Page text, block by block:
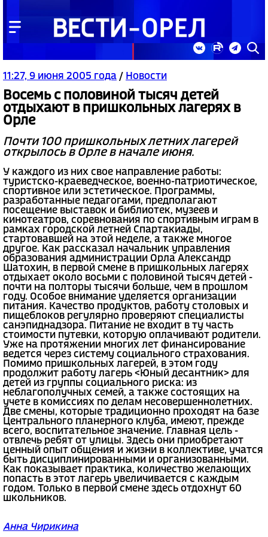
11:27, 9 июня 2005 года / Новости
Восемь с половиной тысяч детей
отдыхают в пришкольных лагерях в
Орле
Почти 100 пришкольных летних лагерей
открылось в Орле в начале июня.
У каждого из них свое направление работы:
туристско-краеведческое, военно-патриотическое,
спортивное или эстетическое. Программы,
разработанные педагогами, предполагают
посещение выставок и библиотек, музеев и
кинотеатров, соревнования по спортивным играм в
рамках городской летней Спартакиады,
стартовавшей на этой неделе, а также многое
другое. Как рассказал начальник управления
образования администрации Орла Александр
Шатохин, в первой смене в пришкольных лагерях
отдыхает около восьми с половиной тысяч детей -
почти на полторы тысячи больше, чем в прошлом
году. Особое внимание уделяется организации
питания. Качество продуктов, работу столовых и
пищеблоков регулярно проверяют специалисты
санэпиднадзора. Питание не входит в ту часть
стоимости путевки, которую оплачивают родители.
Уже на протяжении многих лет финансирование
ведется через систему социального страхования.
Помимо пришкольных лагерей, в этом году
продолжит работу лагерь <Юный десантник> для
детей из группы социального риска: из
неблагополучных семей, а также состоящих на
учете в комиссиях по делам несовершеннолетних.
Две смены, которые традиционно проходят на базе
Центрального планерного клуба, имеют, прежде
всего, воспитательное значение. Главная цель -
отвлечь ребят от улицы. Здесь они приобретают
ценный опыт общения и жизни в коллективе, учатся
быть дисциплинированными и организованными.
Как показывает практика, количество желающих
попасть в этот лагерь увеличивается с каждым
годом. Только в первой смене здесь отдохнут 60
школьников.
Анна Чирикина